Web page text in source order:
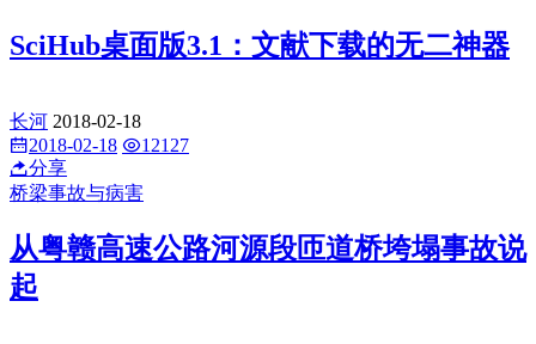
SciHub桌面版3.1：文献下载的无二神器
长河 2018-02-18
2018-02-18
12127
分享
桥梁事故与病害
从粤赣高速公路河源段匝道桥垮塌事故说
起